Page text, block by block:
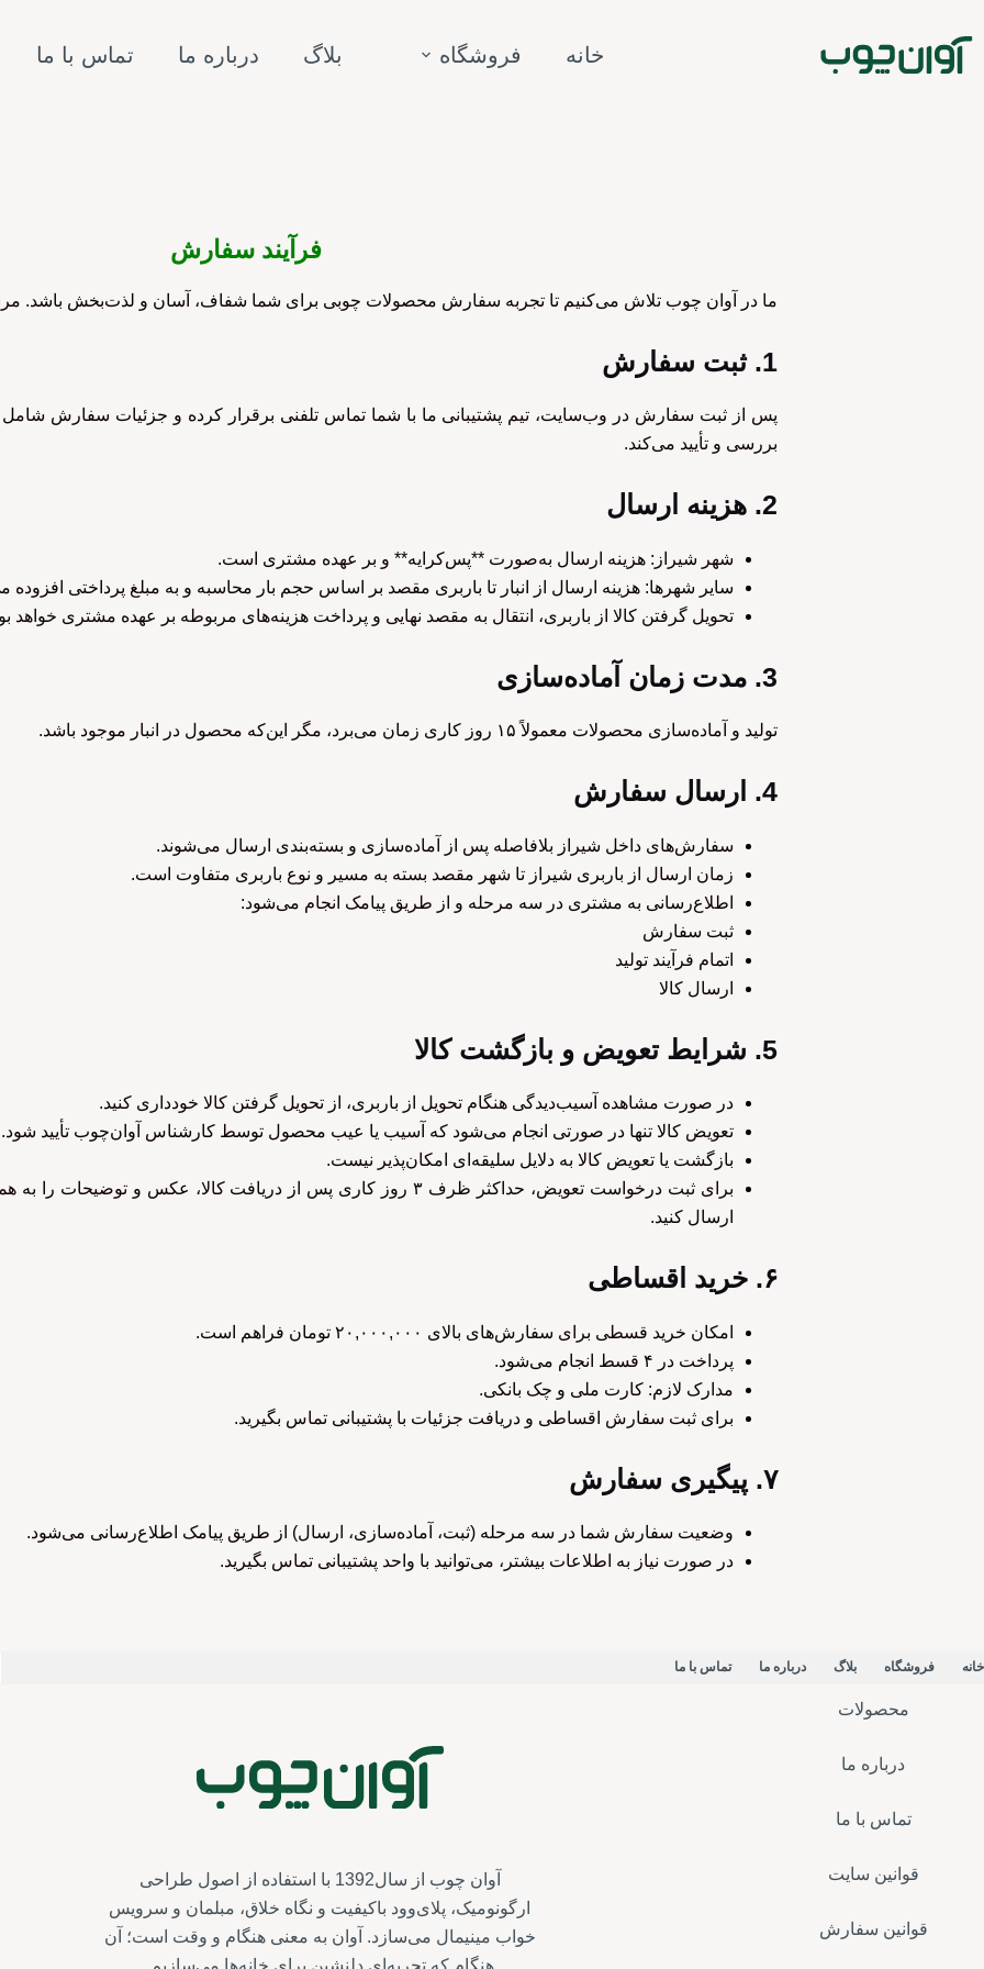
خانه فروشگاه بلاگ درباره ما تماس با ما
فرآیند سفارش
ما در آوان چوب تلاش می‌کنیم تا تجربه سفارش محصولات چوبی برای شما شفاف، آسان و لذت‌بخش باشد.
1. ثبت سفارش
پس از ثبت سفارش در وب‌سایت، تیم پشتیبانی ما با شما تماس تلفنی برقرار کرده و جزئیات سفارش شامل
بررسی و تأیید می‌کند.
2. هزینه ارسال
شهر شیراز: هزینه ارسال به‌صورت **پس‌کرایه** و بر عهده مشتری است.
سایر شهرها: هزینه ارسال از انبار تا باربری مقصد بر اساس حجم بار محاسبه و به مبلغ پرداختی
تحویل گرفتن کالا از باربری، انتقال به مقصد نهایی و پرداخت هزینه‌های مربوطه بر عهده مشتری خواهد
3. مدت زمان آماده‌سازی
تولید و آماده‌سازی محصولات معمولاً ۱۵ روز کاری زمان می‌برد، مگر این‌که محصول در انبار موجود باشد.
4. ارسال سفارش
سفارش‌های داخل شیراز بلافاصله پس از آماده‌سازی و بسته‌بندی ارسال می‌شوند.
زمان ارسال از باربری شیراز تا شهر مقصد بسته به مسیر و نوع باربری متفاوت است.
اطلاع‌رسانی به مشتری در سه مرحله و از طریق پیامک انجام می‌شود:
ثبت سفارش
اتمام فرآیند تولید
ارسال کالا
5. شرایط تعویض و بازگشت کالا
در صورت مشاهده آسیب‌دیدگی هنگام تحویل از باربری، از تحویل گرفتن کالا خودداری کنید.
تعویض کالا تنها در صورتی انجام می‌شود که آسیب یا عیب محصول توسط کارشناس آوان‌چوب تأیید شود.
بازگشت یا تعویض کالا به دلایل سلیقه‌ای امکان‌پذیر نیست.
برای ثبت درخواست تعویض، حداکثر ظرف ۳ روز کاری پس از دریافت کالا، عکس و
ارسال کنید.
۶. خرید اقساطی
امکان خرید قسطی برای سفارش‌های بالای ۲۰,۰۰۰,۰۰۰ تومان فراهم است.
پرداخت در ۴ قسط انجام می‌شود.
مدارک لازم: کارت ملی و چک بانکی.
برای ثبت سفارش اقساطی و دریافت جزئیات با پشتیبانی تماس بگیرید.
۷. پیگیری سفارش
وضعیت سفارش شما در سه مرحله (ثبت، آماده‌سازی، ارسال) از طریق پیامک اطلاع‌رسانی می‌شود.
در صورت نیاز به اطلاعات بیشتر، می‌توانید با واحد پشتیبانی تماس بگیرید.
خانه فروشگاه بلاگ درباره ما تماس با ما
محصولات
درباره ما
تماس با ما
قوانین سایت
قوانین سفارش
آوان چوب از سال1392 با استفاده از اصول طراحی
ارگونومیک، پلای‌وود باکیفیت و نگاه خلاق، مبلمان و سرویس‌
خواب مینیمال می‌سازد. آوان به معنی هنگام و وقت است؛ آن
هنگام که تجربه‌ای دلنشین برای خانه‌ها می‌سازیم.